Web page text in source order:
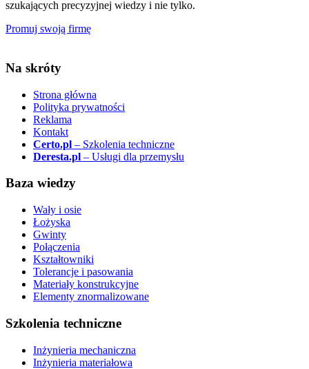
szukających precyzyjnej wiedzy i nie tylko.
Promuj swoją firmę
Na skróty
Strona główna
Polityka prywatności
Reklama
Kontakt
Certo.pl – Szkolenia techniczne
Deresta.pl – Usługi dla przemysłu
Baza wiedzy
Wały i osie
Łożyska
Gwinty
Połączenia
Kształtowniki
Tolerancje i pasowania
Materiały konstrukcyjne
Elementy znormalizowane
Szkolenia techniczne
Inżynieria mechaniczna
Inżynieria materiałowa